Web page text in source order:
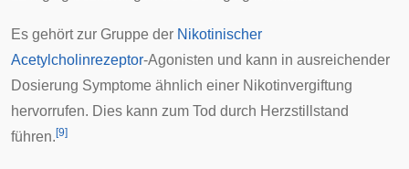
Es gehört zur Gruppe der Nikotinischer
Acetylcholinrezeptor-Agonisten und kann in ausreichender
Dosierung Symptome ähnlich einer Nikotinvergiftung
hervorrufen. Dies kann zum Tod durch Herzstillstand
führen. [9]